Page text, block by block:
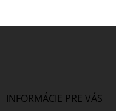
Z
INFORMÁCIE PRE VÁS